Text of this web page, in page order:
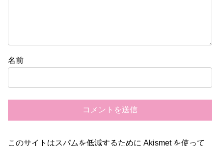
名前
このサイトはスパムを低減するために Akismet を使って